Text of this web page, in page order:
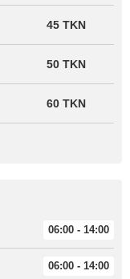
45 TKN
50 TKN
60 TKN
06:00 - 14:00
06:00 - 14:00